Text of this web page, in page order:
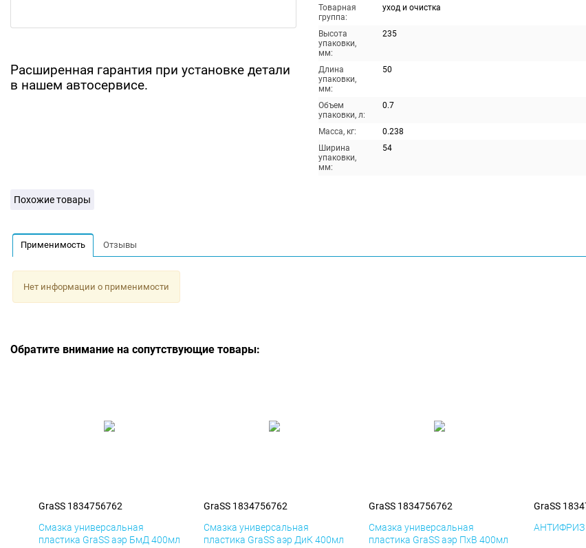
Расширенная гарантия при установке детали
в нашем автосервисе.
Товарная
группа:
уход и очистка
Высота
упаковки,
мм:
235
Длина
упаковки,
мм:
50
Объем
упаковки, л:
0.7
Масса, кг:
0.238
Ширина
упаковки,
мм:
54
Похожие товары
Применимость Отзывы
Нет информации о применимости
Обратите внимание на сопутствующие товары:
GraSS 1834756762
Смазка универсальная
пластика GraSS аэр БмД 400мл
GraSS 1834756762
Смазка универсальная
пластика GraSS аэр ДиК 400мл
GraSS 1834756762
Смазка универсальная
пластика GraSS аэр ПхВ 400мл
GraSS
АНТИФРИЗ